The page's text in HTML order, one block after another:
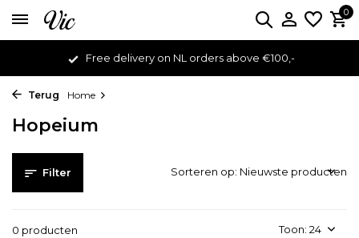
0
Free delivery on NL orders above €100,-
Terug Home
Hopeium
Filter
0 producten Toon:
Sorteren op: